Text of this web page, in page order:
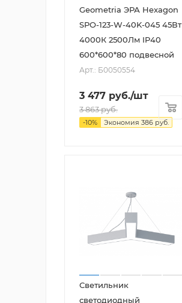
Geometria ЭРА Hexagon
SPO-123-W-40K-045 45Вт
4000К 2500Лм IP40
600*600*80 подвесной
Арт.: Б0050554
3 477 руб./шт
3 863руб.
-10% Экономия 386 руб.
Светильник
светодиодный